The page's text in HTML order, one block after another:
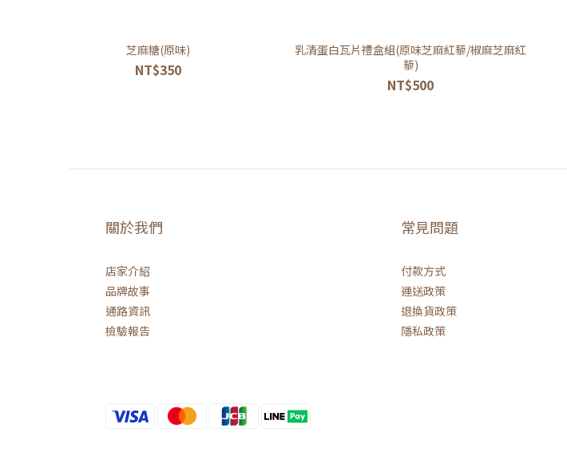
芝麻糖(原味)
NT$350
乳清蛋白瓦片禮盒組(原味芝麻紅藜/椒麻芝麻紅
藜)
NT$500
關於我們
店家介紹
品牌故事
通路資訊
檢驗報告
常見問題
付款方式
運送政策
退換貨政策
隱私政策